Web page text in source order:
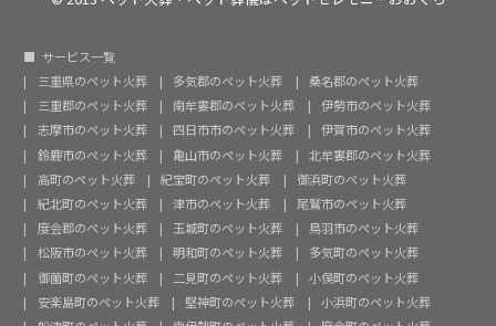
サービス一覧
三重県のペット火葬
多気郡のペット火葬
桑名郡のペット火葬
三重郡のペット火葬
南牟婁郡のペット火葬
伊勢市のペット火葬
志摩市のペット火葬
四日市市のペット火葬
伊賀市のペット火葬
鈴鹿市のペット火葬
亀山市のペット火葬
北牟婁郡のペット火葬
高町のペット火葬
紀宝町のペット火葬
御浜町のペット火葬
紀北町のペット火葬
津市のペット火葬
尾鷲市のペット火葬
度会郡のペット火葬
玉城町のペット火葬
鳥羽市のペット火葬
松阪市のペット火葬
明和町のペット火葬
多気町のペット火葬
御薗町のペット火葬
二見町のペット火葬
小俣町のペット火葬
安楽島町のペット火葬
堅神町のペット火葬
小浜町のペット火葬